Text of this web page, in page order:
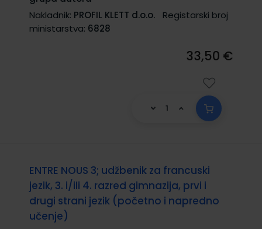
Nakladnik: PROFIL KLETT d.o.o.
Registarski broj
ministarstva: 6828
33,50 €
ENTRE NOUS 3; udžbenik za francuski
jezik, 3. i/ili 4. razred gimnazija, prvi i
drugi strani jezik (početno i napredno
učenje)